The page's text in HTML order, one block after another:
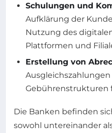
Schulungen und
Aufklärung der
Nutzung des
Plattformen und
Erstellung von
Gebührenstrukturen
Die Banken befinden
sowohl untereinander